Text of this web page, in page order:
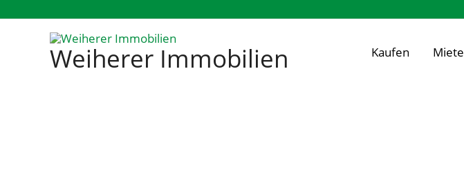
Weiherer Immobilien Kaufen Miete